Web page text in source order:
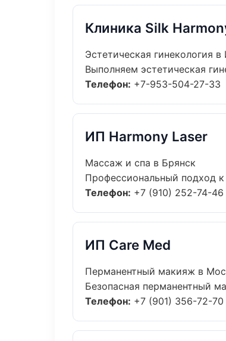
Клиника Silk
Эстетическая гинекология в
Выполняем эстетическая
Телефон: +7-953-504-27-33
ИП Harmony Laser
Массаж и спа в Брянск
Профессиональный подход
Телефон: +7 (910) 252-74-46
ИП Care Med
Перманентный макияж в
Безопасная перманентный
Телефон: +7 (901) 356-72-70